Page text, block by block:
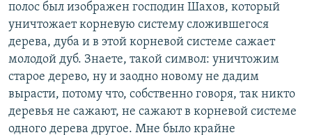
полос был изображен господин Шахов, который
уничтожает корневую систему сложившегося
дерева, дуба и в этой корневой системе сажает
молодой дуб. Знаете, такой символ: уничтожим
старое дерево, ну и заодно новому не дадим
вырасти, потому что, собственно говоря, так никто
деревья не сажают, не сажают в корневой системе
одного дерева другое. Мне было крайне